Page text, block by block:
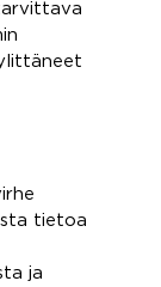
tietoa
ja